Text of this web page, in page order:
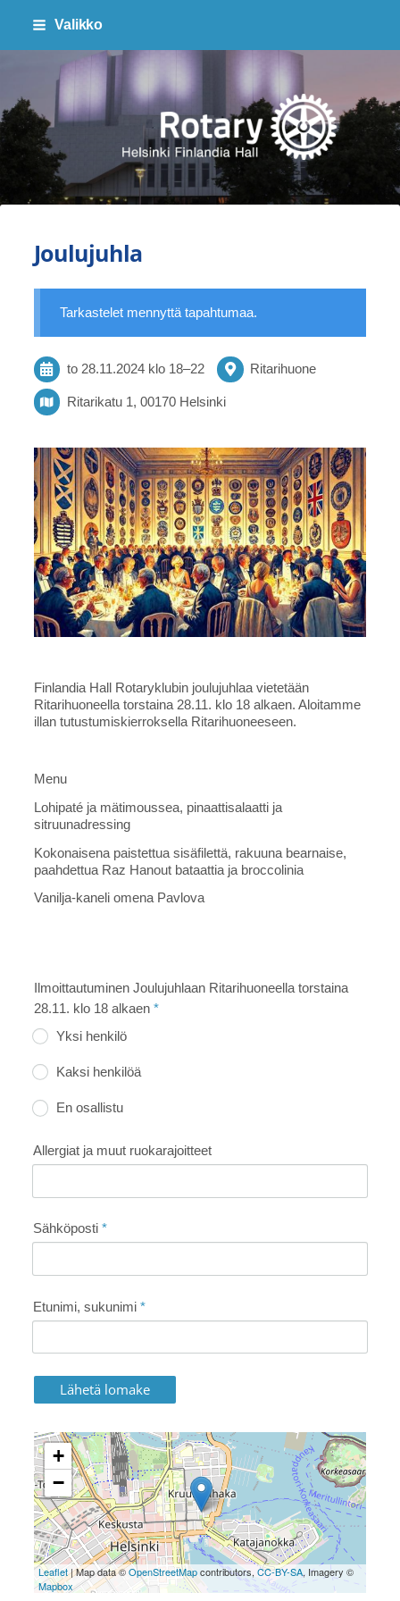
Siirry
sivun
sisältöön
Valikko
Finlandia Hall Rotaryklubi ry
Joulujuhla
Tarkastelet mennyttä tapahtumaa.
to 28.11.2024 klo 18–22 Ritarihuone
Ritarikatu 1, 00170 Helsinki
Finlandia Hall Rotaryklubin joulujuhlaa vietetään
Ritarihuoneella torstaina 28.11. klo 18 alkaen. Aloitamme
illan tutustumiskierroksella Ritarihuoneeseen.
Menu
Lohipaté ja mätimoussea, pinaattisalaatti ja
sitruunadressing
Kokonaisena paistettua sisäfilettä, rakuuna bearnaise,
paahdettua Raz Hanout bataattia ja broccolinia
Vanilja-kaneli omena Pavlova
Ilmoittautuminen Joulujuhlaan Ritarihuoneella torstaina
28.11. klo 18 alkaen*
Yksi henkilö
Kaksi henkilöä
En osallistu
Allergiat ja muut ruokarajoitteet
Sähköposti *
Etunimi, sukunimi *
Lähetä lomake
+
−
Leaflet| Map data ©OpenStreetMapcontributors, CC-BY-SA, Imagery ©
Mapbox